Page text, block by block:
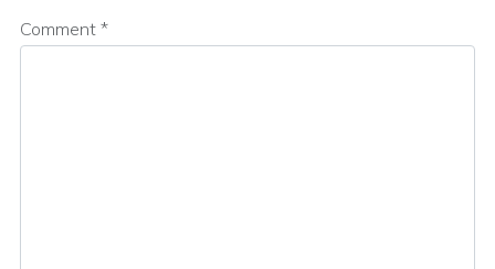
Comment *